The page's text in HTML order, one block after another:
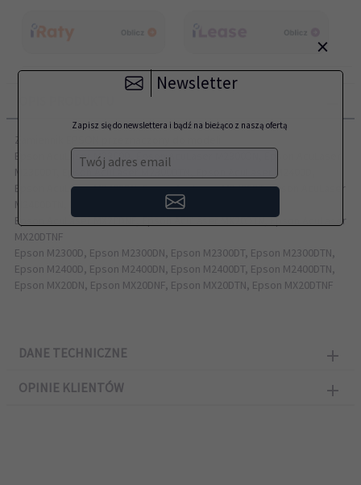
Zamiennik EPSON przeznaczony do modeli:
Epson AcuLaser M2300D, Epson AcuLaser M2300DN, Epson AcuLaser
M2300DT, Epson AcuLaser M2300DTN, Epson AcuLaser M2400D,
Epson AcuLaser M2400DN, Epson AcuLaser M2400DT, Epson AcuLaser
M2400DTN, Epson AcuLaser MX20DN,
Epson AcuLaser MX20DNF, Epson AcuLaser MX20DTN, Epson AcuLaser
MX20DTNF
Epson M2300D, Epson M2300DN, Epson M2300DT, Epson M2300DTN,
Epson M2400D, Epson M2400DN, Epson M2400DT, Epson M2400DTN,
Epson MX20DN, Epson MX20DNF, Epson MX20DTN, Epson MX20DTNF
DANE TECHNICZNE
OPINIE KLIENTÓW
×
Newsletter
Zapisz się do newslettera i bądź na bieżąco z naszą ofertą
Twój adres email